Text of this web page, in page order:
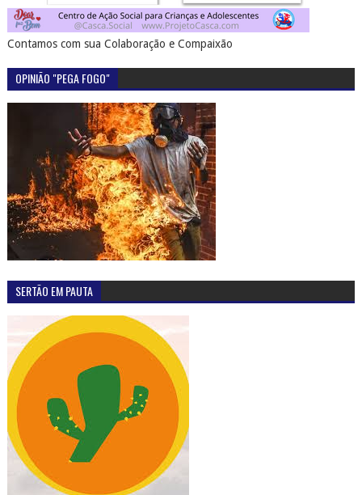
Contamos com sua Colaboração e Compaixão
OPINIÃO "PEGA FOGO"
SERTÃO EM PAUTA